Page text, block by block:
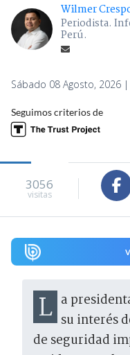
Wilmer
Periodista.
Perú.
Sábado 08 Agosto, 2026 |
Seguimos criterios de
3056
visitas
La presidenta Keiko Fujimori expresó su interés
de seguridad